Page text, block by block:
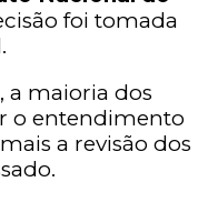
foi tomada
, a maioria dos
o entendimento
a revisão dos